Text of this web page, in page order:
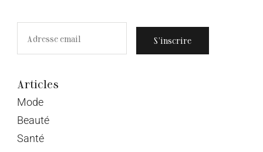
S’inscrire
Articles
Mode
Beauté
Santé